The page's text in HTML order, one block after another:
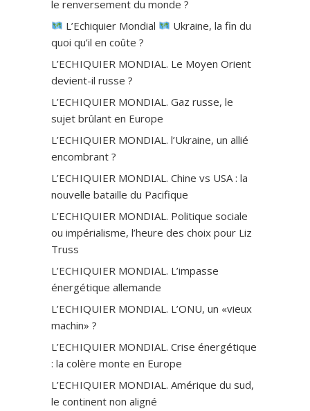
le renversement du monde ?
L’Echiquier Mondial
Ukraine, la fin du
quoi qu’il en coûte ?
L’ECHIQUIER MONDIAL. Le Moyen Orient
devient-il russe ?
L’ECHIQUIER MONDIAL. Gaz russe, le
sujet brûlant en Europe
L’ECHIQUIER MONDIAL. l’Ukraine, un allié
encombrant ?
L’ECHIQUIER MONDIAL. Chine vs USA : la
nouvelle bataille du Pacifique
L’ECHIQUIER MONDIAL. Politique sociale
ou impérialisme, l’heure des choix pour Liz
Truss
L’ECHIQUIER MONDIAL. L’impasse
énergétique allemande
L’ECHIQUIER MONDIAL. L’ONU, un «vieux
machin» ?
L’ECHIQUIER MONDIAL. Crise énergétique
: la colère monte en Europe
L’ECHIQUIER MONDIAL. Amérique du sud,
le continent non aligné